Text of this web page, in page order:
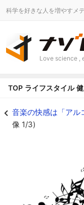
科学を好きな人を増やすメ
Love science ,
TOP ライフスタイル
音楽の快感は「アル
像 1/3)